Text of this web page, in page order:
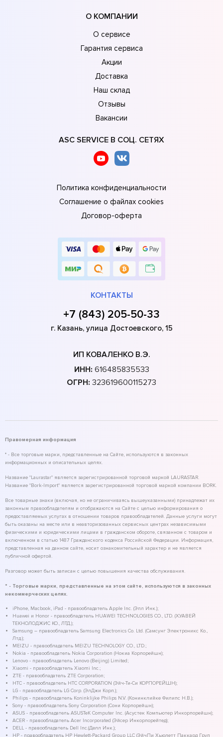
О КОМПАНИИ
О сервисе
Гарантия сервиса
Акции
Доставка
Наш склад
Отзывы
Вакансии
ASC SERVICE В СОЦ. СЕТЯХ
Политика конфиденциальности
Соглашение о файлах cookies
Договор-оферта
КОНТАКТЫ
+7 (843) 205-50-33
г. Казань, улица Достоевского, 15
ИП КОВАЛЕНКО В.Э.
ИНН: 616485835533
ОГРН: 323619600115273
Правомерная информация
* - Все торговые марки, представленные на Сайте, используются в законных
информационных и описательных целях.
Название "Laurastar" является зарегистрированной торговой маркой LAURASTAR.
Название "Bork-Import" является зарегистрированной торговой маркой компании BORK.
Все товарные знаки (включая, но не ограничиваясь вышеуказанными) принадлежат их
законным правообладателям и отображаются на Сайте с целью информирования о
предоставляемых услугах в отношении товаров правообладателей. Данные услуги могут
быть оказаны на месте или в неавторизованных сервисных центрах независимыми
физическими и юридическими лицами в гражданском обороте, связанном с товаром и
включенном в статью 1487 Гражданского кодекса Российской Федерации. Информация,
представленная на данном сайте, носит ознакомительный характер и не является
публичной офертой.
Разговор может быть записан с целью повышения качества обслуживания.
* - Торговые марки, представленные на этом сайте, используются в законных
некоммерческих целях.
iPhone, Macbook, iPad - правообладатель Apple Inc. (Эпл Инк.);
Huawei и Honor - правообладатель HUAWEI TECHNOLOGIES CO., LTD. (ХУАВЕЙ
ТЕКНОЛОДЖИС КО., ЛТД.);
Samsung – правообладатель Samsung Electronics Co. Ltd. (Самсунг Электроникс Ко.,
Лтд.);
MEIZU - правообладатель MEIZU TECHNOLOGY CO., LTD.;
Nokia - правообладатель Nokia Corporation (Нокиа Корпорейшн);
Lenovo - правообладатель Lenovo (Beijing) Limited;
Xiaomi - правообладатель Xiaomi Inc.;
ZTE - правообладатель ZTE Corporation;
HTC - правообладатель HTC CORPORATION (Эйч-Ти-Си КОРПОРЕЙШН);
LG - правообладатель LG Corp. (ЭлДжи Корп.);
Philips - правообладатель Koninklijke Philips N.V. (Конинклийке Филипс Н.В.);
Sony - правообладатель Sony Corporation (Сони Корпорейшн);
ASUS - правообладатель ASUSTeK Computer Inc. (Асустек Компьютер Инкорпорейшн);
ACER - правообладатель Acer Incorporated (Эйсер Инкорпорейтед);
DELL - правообладатель Dell Inc.(Делл Инк.);
HP - правообладатель HP Hewlett-Packard Group LLC (ЭйчПи Хьюлетт Паккард Груп